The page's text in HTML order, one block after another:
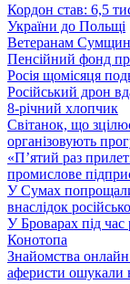
Кордон став: 6,5
України до Польщі
Ветеранам
Пенсійний фонд
Росія щомісяця
Російський дрон
8-річний хлопчик
Світанок, що
організовують
«П’ятий раз
промислове
У Сумах
внаслідок
У Броварах під час
Конотопа
Знайомства онлайн
аферисти ошукали